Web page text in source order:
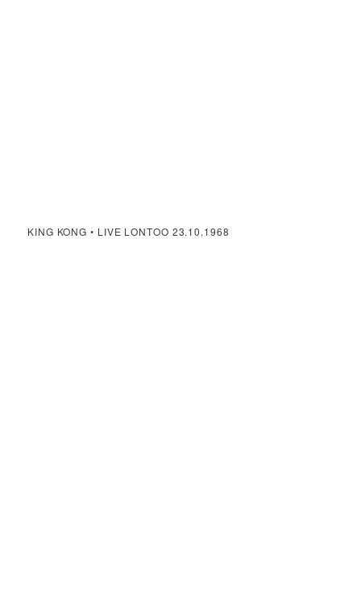
KING KONG • LIVE LONTOO 23.10.1968